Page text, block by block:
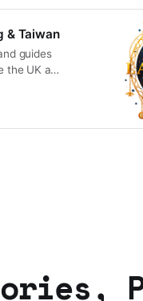
& Taiwan
guides
the UK and